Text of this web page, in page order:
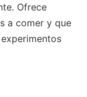
Ofrece
a comer y que